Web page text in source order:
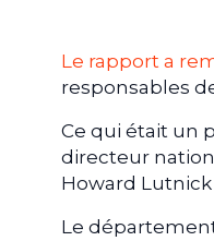
Le rapport a
responsables
Ce qui était un
directeur
Howard
Le